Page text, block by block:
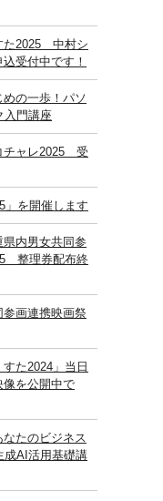
た2025 中村シ
受付中です！
の一歩！パソ
入門講座
チャレ2025 受
」を開催します
県内男女共同参
整理券配布終
画連携映画祭
すた2024」当日
像を公開中で
なたのビジネス
成AI活用基礎講